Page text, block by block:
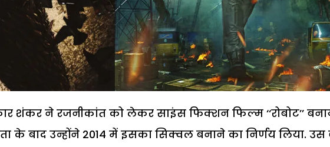
शंकर ने रजनीकांत को लेकर साइंस फिक्शन फिल्म ‘‘रोबोट’’
के बाद उन्होंने 2014 में इसका सिक्वल बनाने का निर्णय लिया. उस